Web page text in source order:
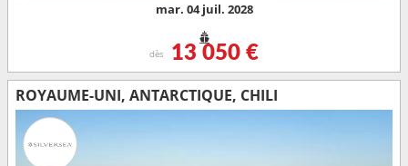
mar. 04 juil. 2028
dès 13 050 €
ROYAUME-UNI, ANTARCTIQUE, CHILI